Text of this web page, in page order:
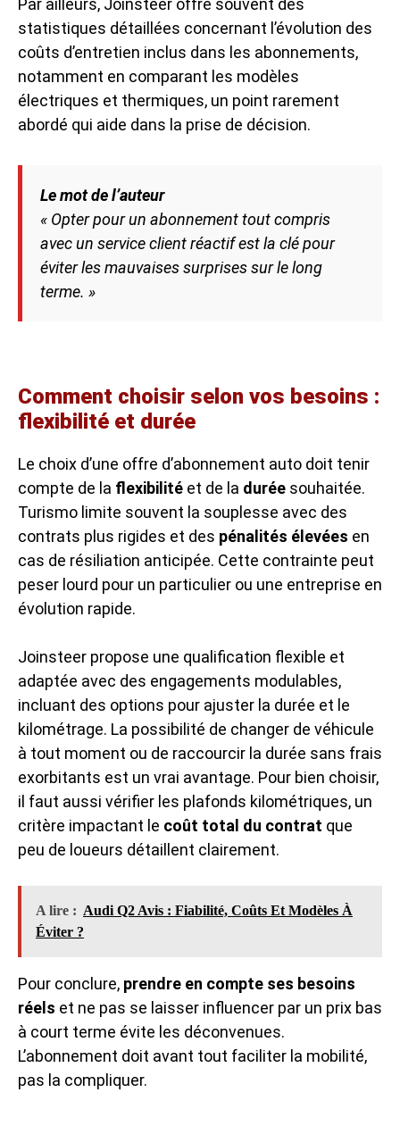
statistiques détaillées concernant l’évolution des
coûts d’entretien inclus dans les abonnements,
notamment en comparant les modèles
électriques et thermiques, un point rarement
abordé qui aide dans la prise de décision.
Le mot de l’auteur
« Opter pour un abonnement tout compris
avec un service client réactif est la clé pour
éviter les mauvaises surprises sur le long
terme. »
Comment choisir selon vos besoins :
flexibilité et durée
Le choix d’une offre d’abonnement auto doit tenir
compte de la flexibilité et de la durée souhaitée.
Turismo limite souvent la souplesse avec des
contrats plus rigides et des pénalités élevées en
cas de résiliation anticipée. Cette contrainte peut
peser lourd pour un particulier ou une entreprise en
évolution rapide.
Joinsteer propose une qualification flexible et
adaptée avec des engagements modulables,
incluant des options pour ajuster la durée et le
kilométrage. La possibilité de changer de véhicule
à tout moment ou de raccourcir la durée sans frais
exorbitants est un vrai avantage. Pour bien choisir,
il faut aussi vérifier les plafonds kilométriques, un
critère impactant le coût total du contrat que
peu de loueurs détaillent clairement.
A lire : Audi Q2 Avis : Fiabilité, Coûts Et Modèles À
Éviter ?
Pour conclure, prendre en compte ses besoins
réels et ne pas se laisser influencer par un prix bas
à court terme évite les déconvenues.
L’abonnement doit avant tout faciliter la mobilité,
pas la compliquer.